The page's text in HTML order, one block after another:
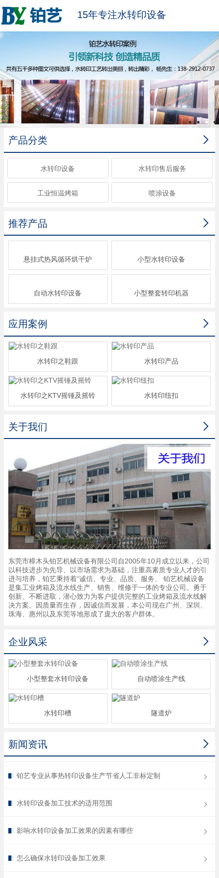
15年专注水转印设备

产品分类
水转印设备 水转印售后服务
工业恒温烤箱 喷涂设备

推荐产品
悬挂式热风循环烘干炉 小型水转印设备
自动水转印设备 小型整套转印机器

应用案例
水转印之鞋跟 水转印产品
水转印之KTV摇锤及摇铃 水转印纽扣

关于我们
东莞市樟木头铂艺机械设备有限公司自2005年10月成立以来，公司
以科技进步为先导、以市场需求为基础，注重高素质专业人才的引
进与培养，铂艺秉持着“诚信、专业、品质、服务、 铂艺机械设备
是集工业烤箱及流水线生产、销售、维修于一体的专业公司。勇于
创新、不断进取，潜心致力为客户提供完整的工业烤箱及流水线解
决方案。因质量而生存，因诚信而发展，本公司现在广州、深圳、
珠海、惠州以及东莞等地形成了庞大的客户群体。

企业风采
小型整套水转印设备 自动喷涂生产线
水转印槽 隧道炉

新闻资讯
铂艺专业从事热转印设备生产节省人工非标定制
水转印设备加工技术的适用范围
影响水转印设备加工效果的因素有哪些
怎么确保水转印设备加工效果